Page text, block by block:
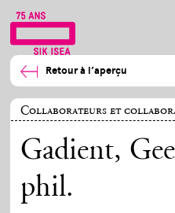
Retour à l’aperçu
Collaborateurs et
Gadient,
phil.